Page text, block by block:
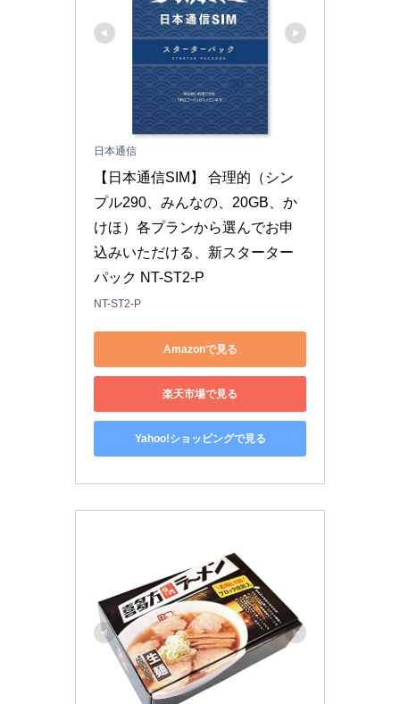
日本通信
【日本通信SIM】 合理的（シン
プル290、みんなの、20GB、か
けほ）各プランから選んでお申
込みいただける、新スターター
パック NT-ST2-P
NT-ST2-P
Amazonで見る
楽天市場で見る
Yahoo!ショッピングで見る